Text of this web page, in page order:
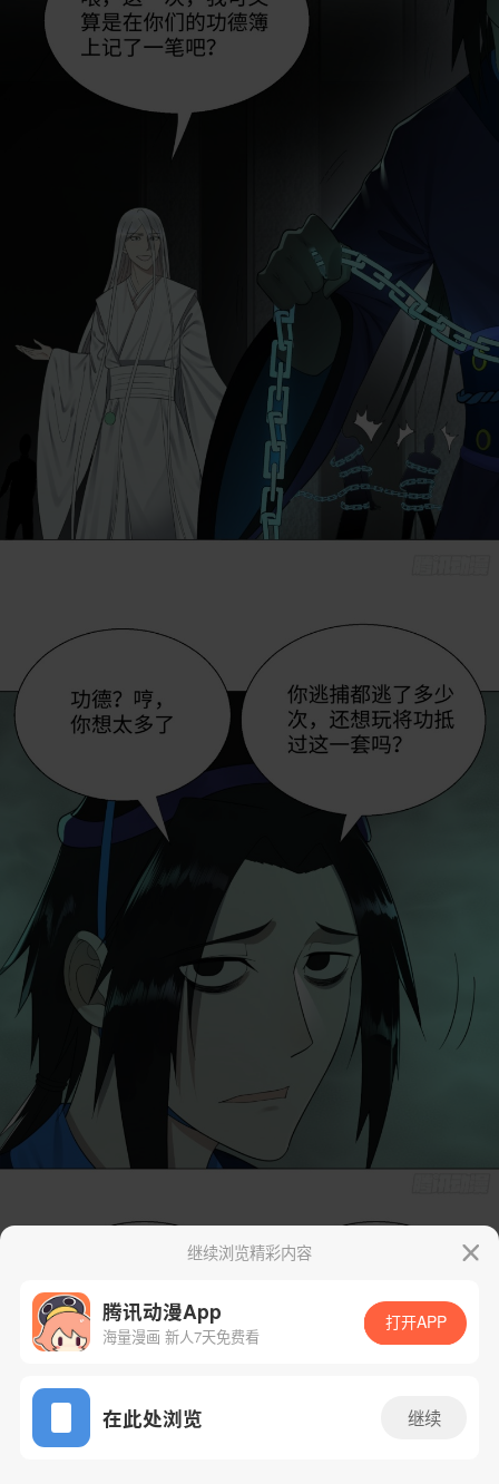
App免费看
继续浏览精彩内容
腾讯动漫App
海量漫画 新人7天免费看
打开APP
在此处浏览 继续